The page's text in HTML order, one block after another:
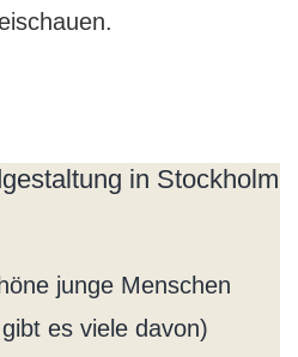
in Stockholm
junge Menschen
es viele davon)